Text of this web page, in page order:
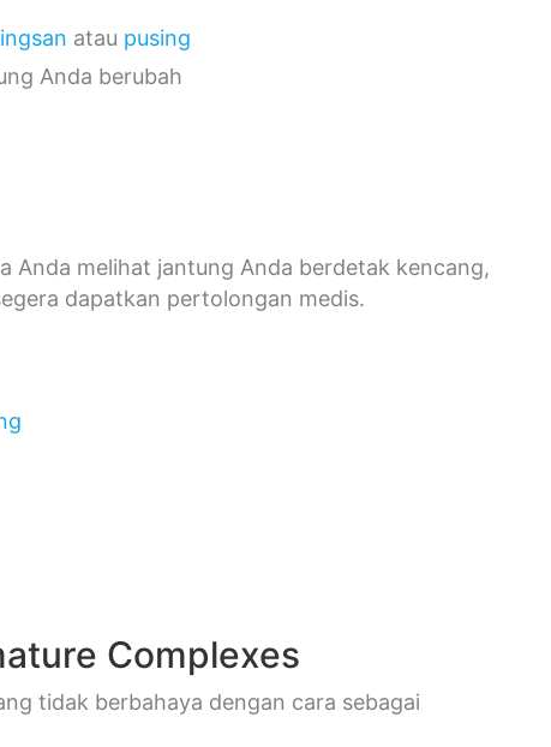
atau pusing
Anda berubah
Anda melihat jantung Anda berdetak kencang,
dapatkan pertolongan medis.
Complexes
tidak berbahaya dengan cara sebagai